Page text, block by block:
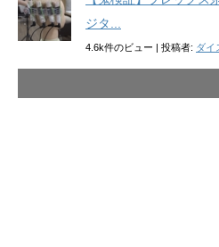
ジタ...
4.6k件のビュー | 投稿者: ダイ